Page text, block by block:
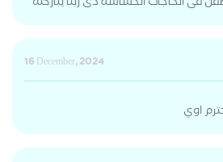
16 December, 2024
اوي